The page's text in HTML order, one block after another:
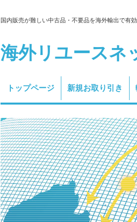
国内販売が難しい中古品・不要品を海外輸出で有
海外リユースネ
トップページ 新規お取り引き